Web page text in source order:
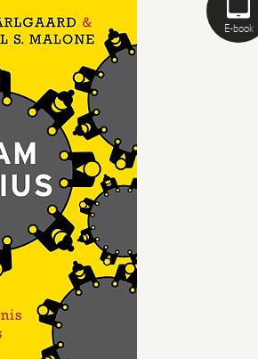
E-book